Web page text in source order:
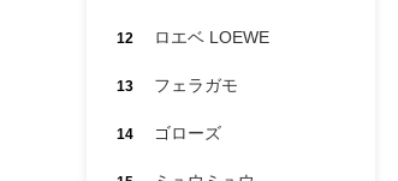
12 ロエベ LOEWE
13 フェラガモ
14 ゴローズ